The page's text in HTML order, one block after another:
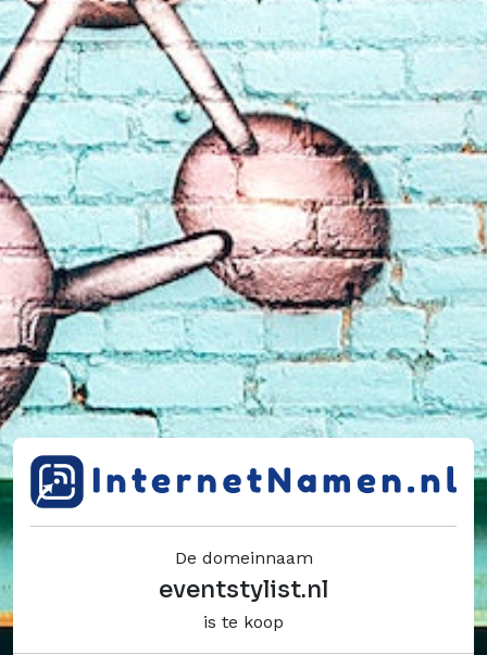
De domeinnaam
eventstylist.nl
is te koop